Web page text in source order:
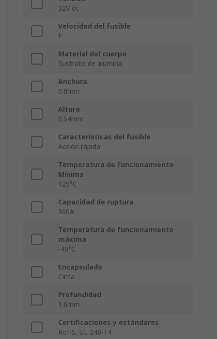
32V dc
Velocidad del fusible
F
Material del cuerpo
Sustrato de alúmina
Anchura
0.8mm
Altura
0.54mm
Características del fusible
Acción rápida
Temperatura de Funcionamiento
Mínima
125°C
Capacidad de ruptura
300A
Temperatura de funcionamiento
máxima
-40°C
Encapsulado
Cinta
Profundidad
1.6mm
Certificaciones y estándares
RoHS, UL 248-14